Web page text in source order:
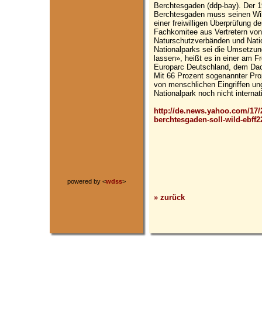
powered by <wdss>
Berchtesgaden (ddp-bay). Der
Berchtesgaden muss seinen
einer freiwilligen Überprüfung
Fachkomitee aus Vertretern
Naturschutzverbänden und
Nationalparks sei die
lassen», heißt es in einer am
Europarc Deutschland, dem
Mit 66 Prozent sogenannter
von menschlichen Eingriffen
Nationalpark noch nicht
http://de.news.yahoo.com/
berchtesgaden-soll-wild-
» zurück